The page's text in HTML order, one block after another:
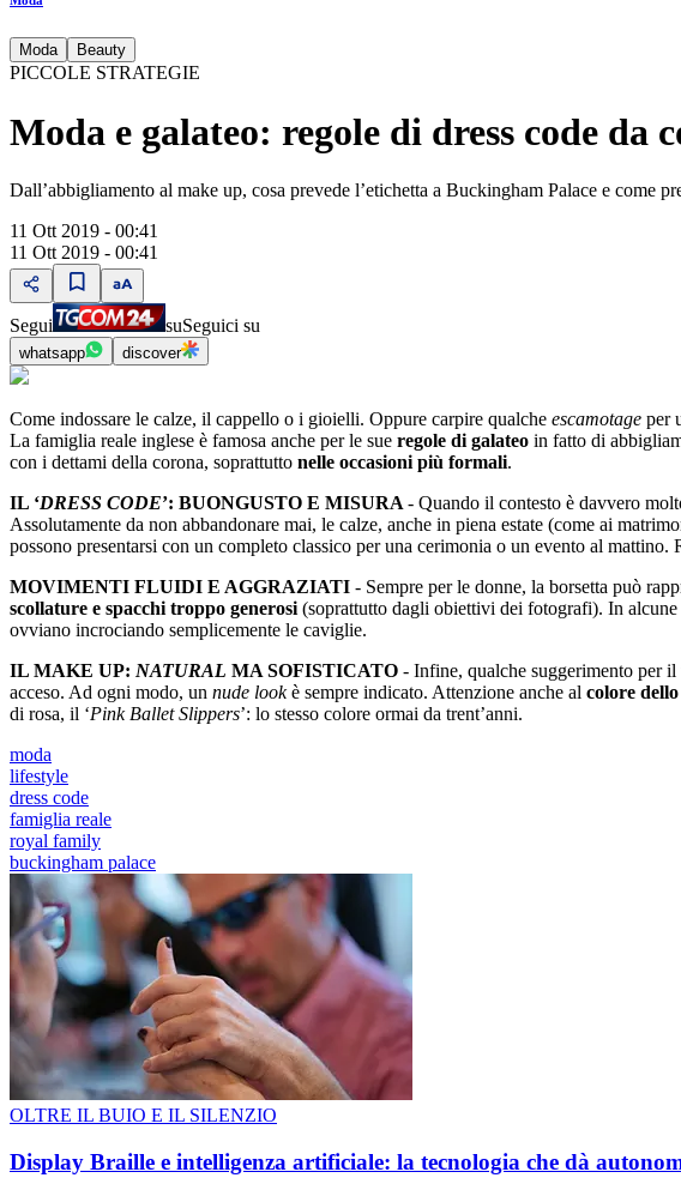
Moda Beauty
PICCOLE STRATEGIE
Moda e galateo: regole di dress code da
Dall’abbigliamento al make up, cosa prevede l’etichetta a Buckingham Palace e come
11 Ott 2019 - 00:41
11 Ott 2019 - 00:41
Segui suSeguici su
whatsapp discover
Come indossare le calze, il cappello o i gioielli. Oppure carpire qualche escamotage per
La famiglia reale inglese è famosa anche per le sue regole di galateo in fatto di
con i dettami della corona, soprattutto nelle occasioni più formali.
IL ‘DRESS CODE’: BUONGUSTO E MISURA - Quando il contesto è davvero
Assolutamente da non abbandonare mai, le calze, anche in piena estate (come ai
possono presentarsi con un completo classico per una cerimonia o un evento al
MOVIMENTI FLUIDI E AGGRAZIATI - Sempre per le donne, la borsetta può
scollature e spacchi troppo generosi (soprattutto dagli obiettivi dei fotografi). In alcune
ovviano incrociando semplicemente le caviglie.
IL MAKE UP: NATURAL MA SOFISTICATO - Infine, qualche suggerimento per il
acceso. Ad ogni modo, un nude lookè sempre indicato. Attenzione anche al colore
di rosa, il ‘Pink Ballet Slippers’: lo stesso colore ormai da trent’anni.
moda
lifestyle
dress code
famiglia reale
royal family
buckingham palace
OLTRE IL BUIO E IL SILENZIO
Display Braille e intelligenza artificiale: la tecnologia che dà